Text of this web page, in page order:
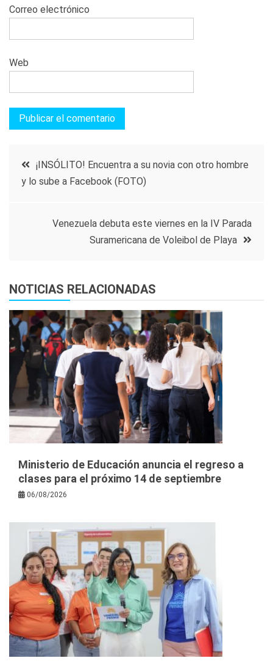
Correo electrónico
Web
Navegación
de
entradas
¡INSÓLITO! Encuentra a su novia con otro hombre
y lo sube a Facebook (FOTO)
Venezuela debuta este viernes en la IV Parada
Suramericana de Voleibol de Playa
NOTICIAS RELACIONADAS
Ministerio de Educación anuncia el regreso a
clases para el próximo 14 de septiembre
06/08/2026